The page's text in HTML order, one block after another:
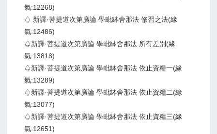
氣:12268)
♤ 新譯·菩提道次第廣論 學毗缽舍那法 修習之法(緣
氣:12486)
♤新譯·菩提道次第廣論 學毗缽舍那法 所有差別(緣
氣:13818)
♤新譯·菩提道次第廣論 學毗缽舍那法 依止資糧一(緣
氣:13289)
♤新譯·菩提道次第廣論 學毗缽舍那法 依止資糧二(緣
氣:13077)
♤新譯·菩提道次第廣論 學毗缽舍那法 依止資糧三(緣
氣:12651)